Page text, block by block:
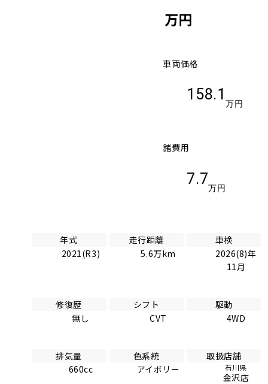
万円
車両価格
158.1
万円
諸費用
7.7
万円
年式
2021(R3)
走行距離
5.6万km
車検
2026(8)年
11月
修復歴
無し
シフト
CVT
駆動
4WD
排気量
660cc
色系統
アイボリー
取扱店舗
石川県
金沢店